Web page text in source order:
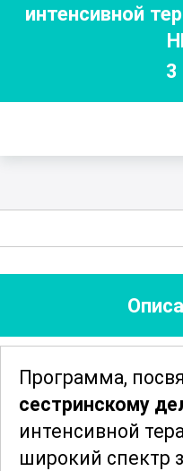
интенсивной
3
Программа,
сестринскому
интенсивной
широкий спектр